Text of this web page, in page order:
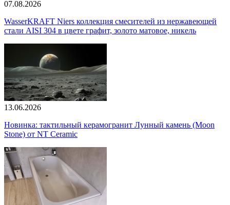
07.08.2026
WasserKRAFT Niers коллекция смесителей из нержавеющей
стали AISI 304 в цвете графит, золото матовое, никель
13.06.2026
Новинка: тактильный керамогранит Лунный камень (Moon
Stone) от NT Ceramic